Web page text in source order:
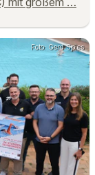
Foto: Gerd Spies